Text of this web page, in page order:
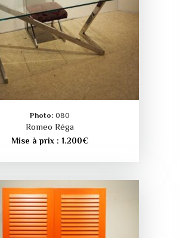
Photo: 080
Romeo Réga
Mise à prix : 1.200€